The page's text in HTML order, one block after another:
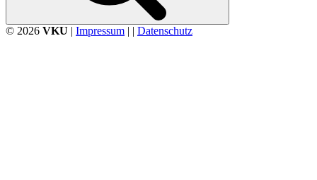
© 2026 VKU | Impressum | | Datenschutz